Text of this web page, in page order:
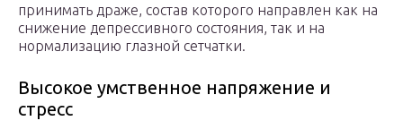
принимать драже, состав которого направлен как на
снижение депрессивного состояния, так и на
нормализацию глазной сетчатки.
Высокое умственное напряжение и
стресс